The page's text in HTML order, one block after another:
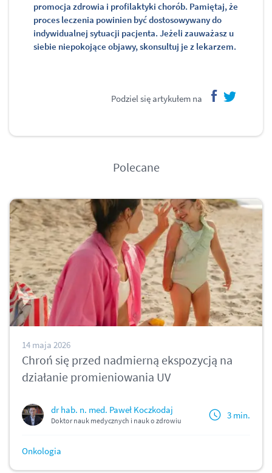
promocja zdrowia i profilaktyki chorób. Pamiętaj, że
proces leczenia powinien być dostosowywany do
indywidualnej sytuacji pacjenta. Jeżeli zauważasz u
siebie niepokojące objawy, skonsultuj je z lekarzem.
Podziel się artykułem na
Polecane
14 maja 2026
Chroń się przed nadmierną ekspozycją na
działanie promieniowania UV
dr hab. n. med. Paweł Koczkodaj
Doktor nauk medycznych i nauk o zdrowiu 3 min.
Onkologia